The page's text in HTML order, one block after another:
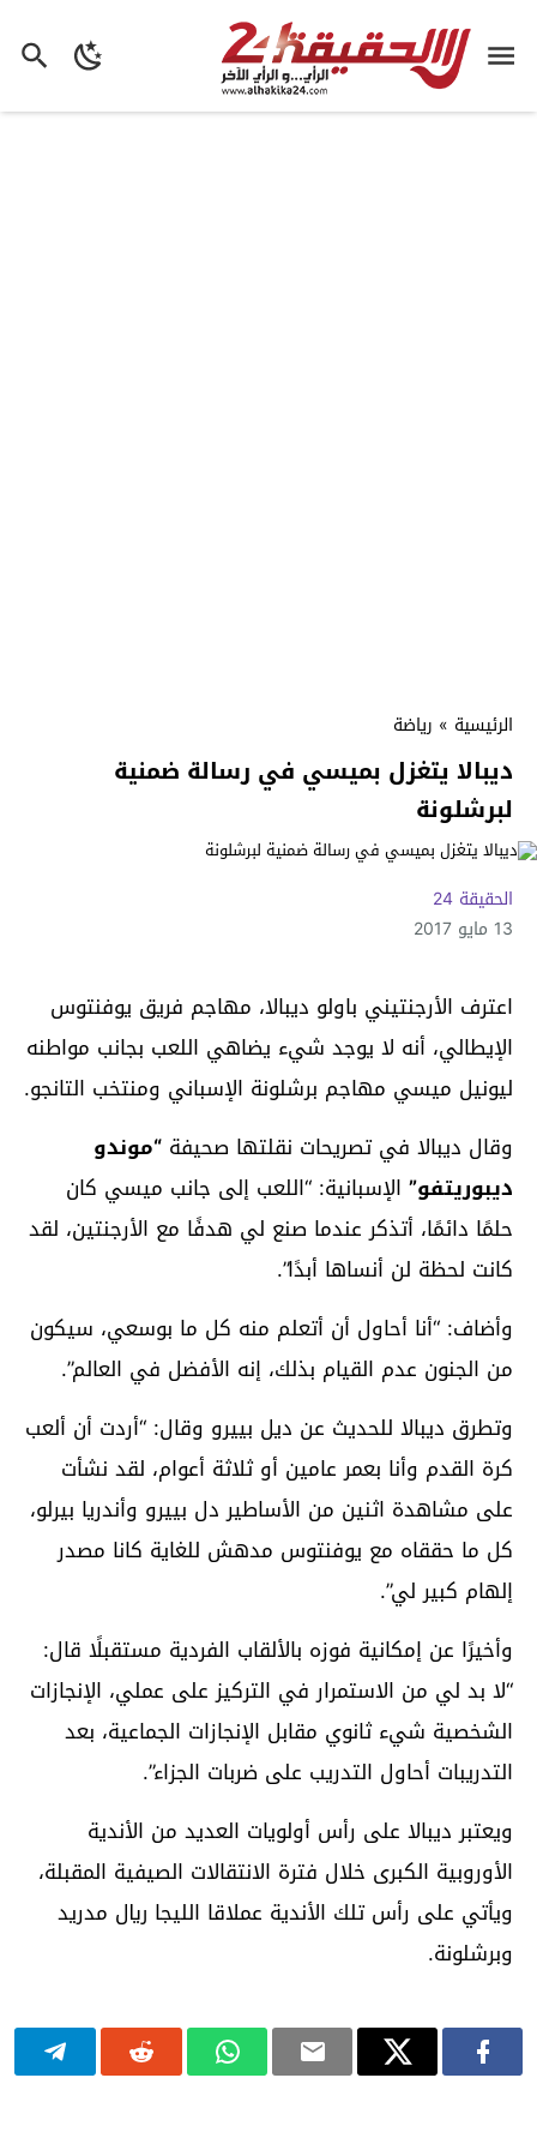
الرئيسية » رياضة
ديبالا يتغزل بميسي في رسالة ضمنية
لبرشلونة‎
الحقيقة 24
13 مايو 2017
اعترف الأرجنتيني باولو ديبالا، مهاجم فريق يوفنتوس
الإيطالي، أنه لا يوجد شيء يضاهي اللعب بجانب مواطنه
ليونيل ميسي مهاجم برشلونة الإسباني ومنتخب التانجو.
وقال ديبالا في تصريحات نقلتها صحيفة “موندو
ديبوريتفو” الإسبانية: “اللعب إلى جانب ميسي كان
حلمًا دائمًا، أتذكر عندما صنع لي هدفًا مع الأرجنتين، لقد
كانت لحظة لن أنساها أبدًا”.
وأضاف: “أنا أحاول أن أتعلم منه كل ما بوسعي، سيكون
من الجنون عدم القيام بذلك، إنه الأفضل في العالم”.
وتطرق ديبالا للحديث عن ديل بييرو وقال: “أردت أن ألعب
كرة القدم وأنا بعمر عامين أو ثلاثة أعوام، لقد نشأت
على مشاهدة اثنين من الأساطير دل بييرو وأندريا بيرلو،
كل ما حققاه مع يوفنتوس مدهش للغاية كانا مصدر
إلهام كبير لي”.
وأخيرًا عن إمكانية فوزه بالألقاب الفردية مستقبلًا قال:
“لا بد لي من الاستمرار في التركيز على عملي، الإنجازات
الشخصية شيء ثانوي مقابل الإنجازات الجماعية، بعد
التدريبات أحاول التدريب على ضربات الجزاء”.
ويعتبر ديبالا على رأس أولويات العديد من الأندية
الأوروبية الكبرى خلال فترة الانتقالات الصيفية المقبلة،
ويأتي على رأس تلك الأندية عملاقا الليجا ريال مدريد
وبرشلونة.